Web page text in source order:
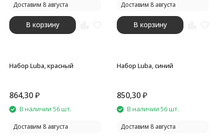
Доставим 8 августа
В корзину
Доставим 8 августа
В корзину
Набор Luba, красный
864,30₽
В наличии 56 шт.
Доставим 8 августа
Набор Luba, синий
850,30₽
В наличии 56 шт.
Доставим 8 августа